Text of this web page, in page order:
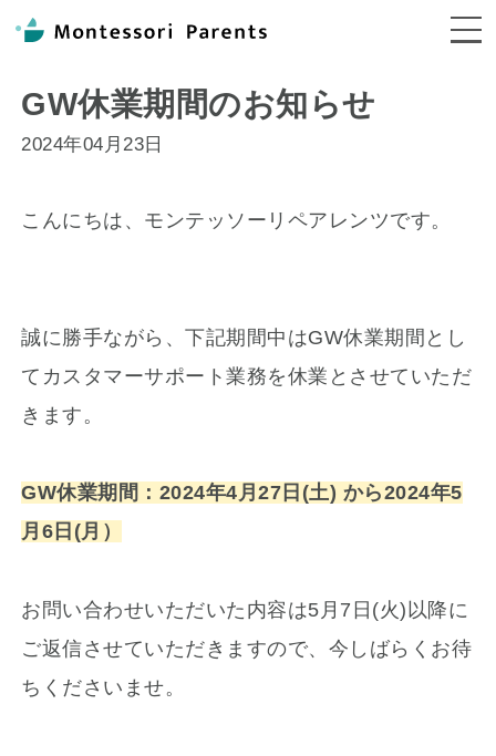
受講生インタビュー
ジャーナル
GW休業期間のお知らせ
2024年04月23日
こんにちは、モンテッソーリペアレンツです。
誠に勝手ながら、下記期間中はGW休業期間とし
てカスタマーサポート業務を休業とさせていただ
きます。
GW休業期間：2024年4月27日(土) から2024年5
月6日(月）
お問い合わせいただいた内容は5月7日(火)以降に
ご返信させていただきますので、今しばらくお待
ちくださいませ。